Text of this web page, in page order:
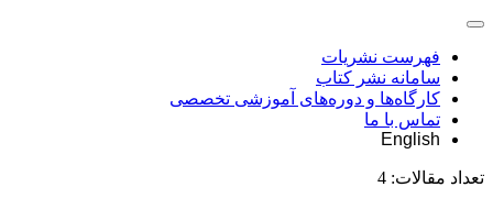
فهرست نشریات
سامانه نشر کتاب
کارگاه‌ها و دوره‌های آموزشی تخصصی
تماس با ما
English
تعداد مقالات: 4